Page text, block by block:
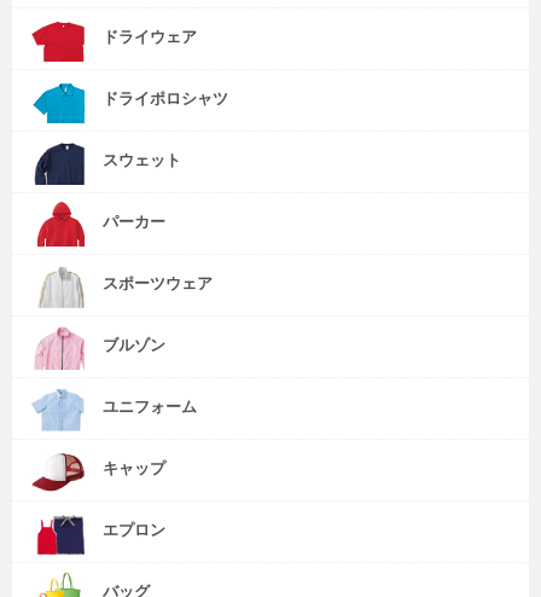
ドライウェア
ドライポロシャツ
スウェット
パーカー
スポーツウェア
ブルゾン
ユニフォーム
キャップ
エプロン
バッグ